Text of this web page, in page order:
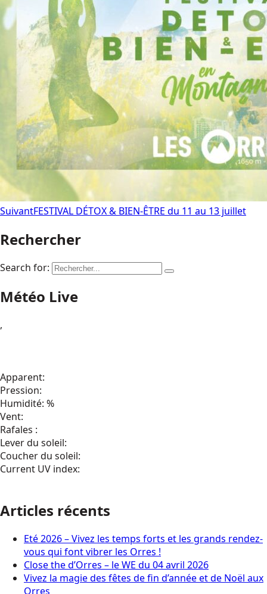
SuivantFESTIVAL DÉTOX & BIEN-ÊTRE du 11 au 13 juillet
Rechercher
Search for:
Météo Live
,
Apparent:
Pression:
Humidité: %
Vent:
Rafales :
Lever du soleil:
Coucher du soleil:
Current UV index:
Articles récents
Eté 2026 – Vivez les temps forts et les grands rendez-
vous qui font vibrer les Orres !
Close the d’Orres – le WE du 04 avril 2026
Vivez la magie des fêtes de fin d’année et de Noël aux
Orres